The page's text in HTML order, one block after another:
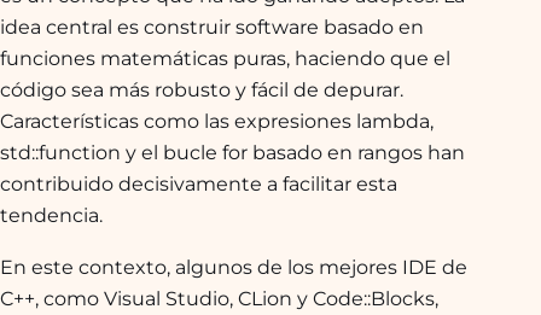
idea central es construir software basado en
funciones matemáticas puras, haciendo que el
código sea más robusto y fácil de depurar.
Características como las expresiones lambda,
std::function y el bucle for basado en rangos han
contribuido decisivamente a facilitar esta
tendencia.
En este contexto, algunos de los mejores IDE de
C++, como Visual Studio, CLion y Code::Blocks,